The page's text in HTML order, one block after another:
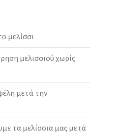
μελίσσι
μελισσιού χωρίς
μετά την
τα μελίσσια μας μετά